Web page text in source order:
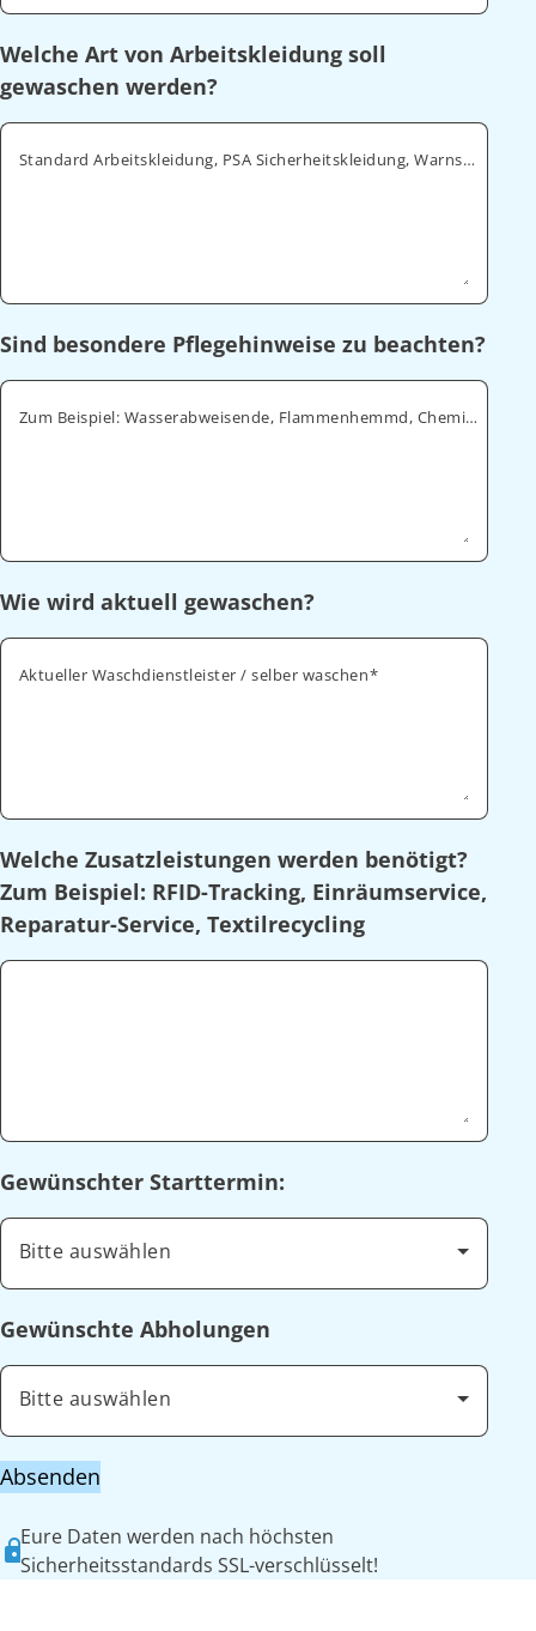
Welche Art von Arbeitskleidung soll
gewaschen werden?
Standard Arbeitskleidung, PSA Sicherheitskleidung, Warnschutz, ESD
Sind besondere Pflegehinweise zu beachten?
Zum Beispiel: Wasserabweisende, Flammenhemmd, Chemikalienabweisende
Wie wird aktuell gewaschen?
Aktueller Waschdienstleister / selber waschen
Welche Zusatzleistungen werden benötigt?
Zum Beispiel: RFID-Tracking, Einräumservice,
Reparatur-Service, Textilrecycling
Gewünschter Starttermin:
Bitte auswählen
Gewünschte Abholungen
Bitte auswählen
Absenden
Eure Daten werden nach höchsten
Sicherheitsstandards SSL-verschlüsselt!